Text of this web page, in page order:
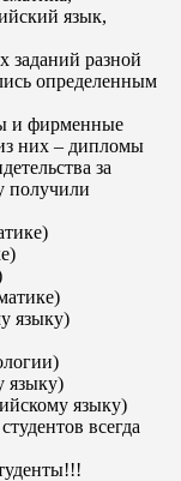
язык,
заданий разной
определенным
и фирменные
них – дипломы
за
получили
языку)
языку)
языку)
всегда